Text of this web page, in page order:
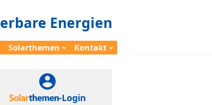
Energien
Solarthemen Kontakt
-Login